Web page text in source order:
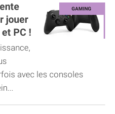
jouer
PC !
avec les consoles